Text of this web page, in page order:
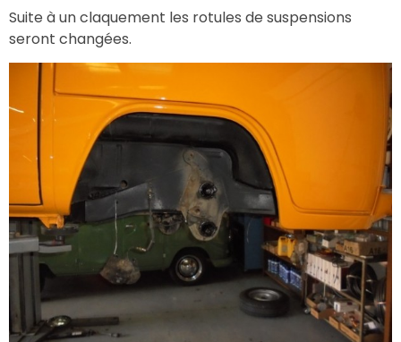
Suite à un claquement les rotules de suspensions
seront changées.